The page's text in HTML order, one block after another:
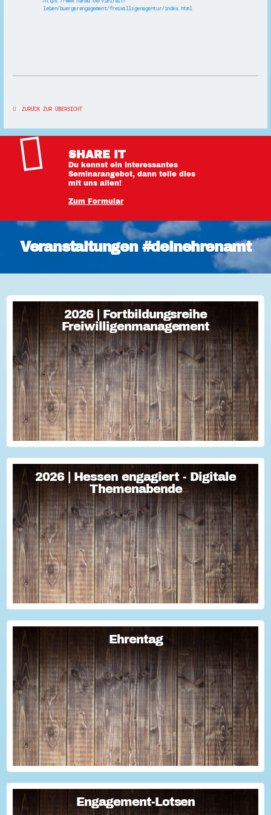
leben/buergerengagement/freiwilligenagentur/index.html
ZURÜCK ZUR ÜBERSICHT
SHARE IT
Du kennst ein interessantes
Seminarangebot, dann teile dies
mit uns allen!
Zum Formular
Veranstaltungen #deinehrenamt
2026 | Fortbildungsreihe
Freiwilligenmanagement
2026 | Fortbildungsreihe
Freiwilligenmanagement
Freiwilligenmanagement Kompakt Strategisches
Freiwilligenmanagement und praktische Umsetzung Im Fokus
Teil 1 Für Engagement begeistern: Freiwillige gewinnen Im
Fokus Teil 2 Eine Frage der H...
2026 | Hessen engagiert - Digitale
Themenabende
2026 | Hessen engagiert - Digitale
Themenabende
Sie haben Fragen zum Thema "Versicherung im Ehrenamt"?
Oder wollten schon immer mal lernen, wie man Engagement-
Geschichten für die Öffentlichkeitsarbeit des Vereins
nutzen kann? Dann haben wir da was!...
Ehrentag
Ehrentag
Macht den Ehrentag mit eurer Aktion zu eurem "hessischen
Ehrentag"...
Engagement-Lotsen
Engagement-Lotsen